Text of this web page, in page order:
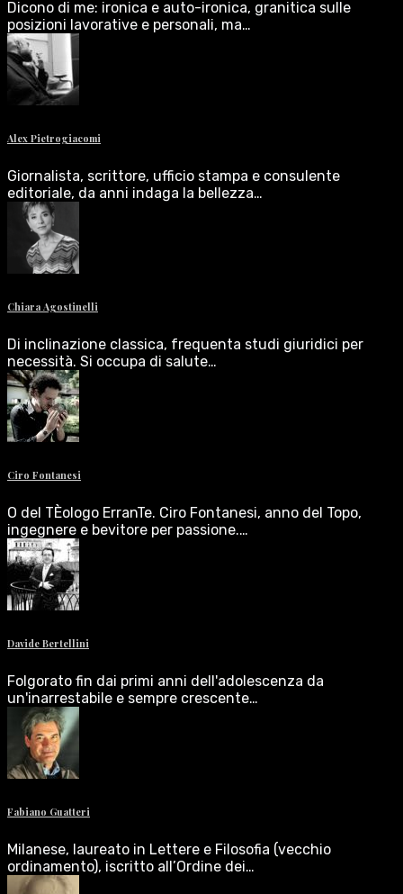
Dicono di me: ironica e auto-ironica, granitica sulle
posizioni lavorative e personali, ma…
Alex Pietrogiacomi
Giornalista, scrittore, ufficio stampa e consulente
editoriale, da anni indaga la bellezza…
Chiara Agostinelli
Di inclinazione classica, frequenta studi giuridici per
necessità. Si occupa di salute…
Ciro Fontanesi
O del TÈologo ErranTe. Ciro Fontanesi, anno del Topo,
ingegnere e bevitore per passione.…
Davide Bertellini
Folgorato fin dai primi anni dell'adolescenza da
un'inarrestabile e sempre crescente…
Fabiano Guatteri
Milanese, laureato in Lettere e Filosofia (vecchio
ordinamento), iscritto all’Ordine dei…